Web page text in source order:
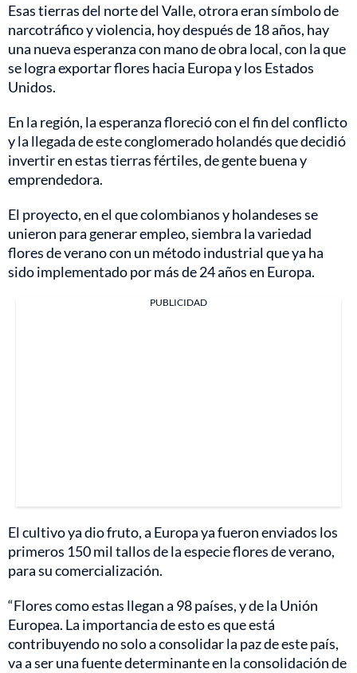
Esas tierras del norte del Valle, otrora eran símbolo de
narcotráfico y violencia, hoy después de 18 años, hay
una nueva esperanza con mano de obra local, con la que
se logra exportar flores hacia Europa y los Estados
Unidos.
En la región, la esperanza floreció con el fin del conflicto
y la llegada de este conglomerado holandés que decidió
invertir en estas tierras fértiles, de gente buena y
emprendedora.
El proyecto, en el que colombianos y holandeses se
unieron para generar empleo, siembra la variedad
flores de verano con un método industrial que ya ha
sido implementado por más de 24 años en Europa.
PUBLICIDAD
El cultivo ya dio fruto, a Europa ya fueron enviados los
primeros 150 mil tallos de la especie flores de verano,
para su comercialización.
“Flores como estas llegan a 98 países, y de la Unión
Europea. La importancia de esto es que está
contribuyendo no solo a consolidar la paz de este país,
va a ser una fuente determinante en la consolidación de